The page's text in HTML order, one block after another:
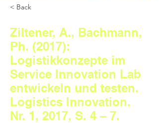
< Back
Ziltener, A., Bachmann,
Ph. (2017):
Logistikkonzepte im
Service Innovation Lab
entwickeln und testen.
Logistics Innovation.
Nr. 1, 2017, S. 4 – 7.